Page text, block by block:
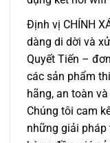
Định vị CHÍNH
dàng di dời và
Quyết Tiến –
các sản phẩm
hãng, an toàn
Chúng tôi cam
những giải